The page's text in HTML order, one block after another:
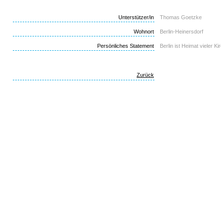
Unterstützer/in Thomas Goetzke
Wohnort Berlin-Heinersdorf
Persönliches Statement Berlin ist Heimat vieler
Zurück